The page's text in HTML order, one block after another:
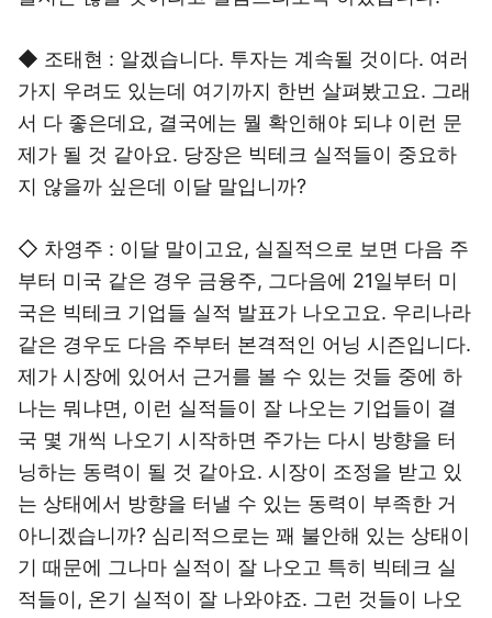
◆ 조태현 : 알겠습니다. 투자는 계속될 것이다. 여러
가지 우려도 있는데 여기까지 한번 살펴봤고요. 그래
서 다 좋은데요, 결국에는 뭘 확인해야 되냐 이런 문
제가 될 것 같아요. 당장은 빅테크 실적들이 중요하
지 않을까 싶은데 이달 말입니까?
◇ 차영주 : 이달 말이고요, 실질적으로 보면 다음 주
부터 미국 같은 경우 금융주, 그다음에 21일부터 미
국은 빅테크 기업들 실적 발표가 나오고요. 우리나라
같은 경우도 다음 주부터 본격적인 어닝 시즌입니다.
제가 시장에 있어서 근거를 볼 수 있는 것들 중에 하
나는 뭐냐면, 이런 실적들이 잘 나오는 기업들이 결
국 몇 개씩 나오기 시작하면 주가는 다시 방향을 터
닝하는 동력이 될 것 같아요. 시장이 조정을 받고 있
는 상태에서 방향을 터낼 수 있는 동력이 부족한 거
아니겠습니까? 심리적으로는 꽤 불안해 있는 상태이
기 때문에 그나마 실적이 잘 나오고 특히 빅테크 실
적들이, 온기 실적이 잘 나와야죠. 그런 것들이 나오